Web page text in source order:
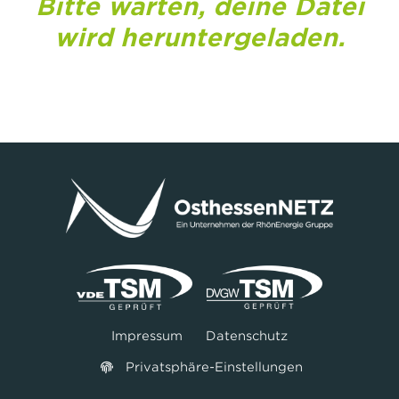
Bitte warten, deine Datei
wird heruntergeladen.
Impressum Datenschutz
Privatsphäre-Einstellungen